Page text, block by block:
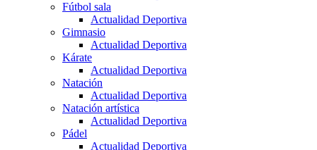
Fútbol sala
Actualidad Deportiva
Gimnasio
Actualidad Deportiva
Kárate
Actualidad Deportiva
Natación
Actualidad Deportiva
Natación artística
Actualidad Deportiva
Pádel
Actualidad Deportiva